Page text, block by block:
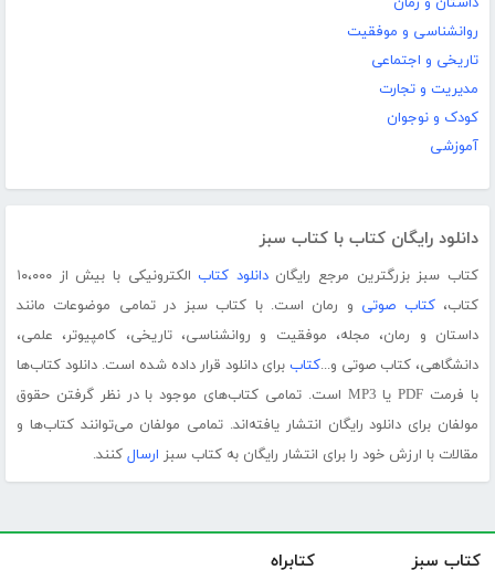
روانشناسی و موفقیت
تاریخی و اجتماعی
مدیریت و تجارت
کودک و نوجوان
آموزشی
دانلود رایگان کتاب با کتاب سبز
کتاب سبز بزرگترین مرجع رایگاندانلود کتاب
الکترونیکی با بیش از ۱۰،۰۰۰
کتاب،کتاب صوتی و رمان است. با کتاب سبز در تمامی موضوعات مانند
داستان و رمان، مجله، موفقیت و روانشناسی، تاریخی، کامپیوتر، علمی،
دانشگاهی، کتاب صوتی و...کتاب برای دانلود قرار داده شده است. دانلود کتاب‌ها
با فرمت PDF یا MP3 است. تمامی کتاب‌های موجود با در نظر گرفتن حقوق
مولفان برای دانلود رایگان انتشار یافته‌اند. تمامی مولفان می‌توانند کتاب‌ها و
مقالات با ارزش خود را برای انتشار رایگان به کتاب سبز ارسال کنند.
کتاب سبز کتابراه